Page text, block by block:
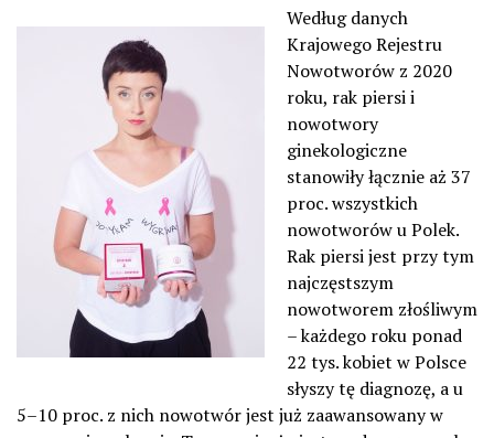
Według danych
Krajowego Rejestru
Nowotworów z 2020
roku, rak piersi i
nowotwory
ginekologiczne
stanowiły łącznie aż 37
proc. wszystkich
nowotworów u Polek.
Rak piersi jest przy tym
najczęstszym
nowotworem złośliwym
– każdego roku ponad
22 tys. kobiet w Polsce
słyszy tę diagnozę, a u
5–10 proc. z nich nowotwór jest już zaawansowany w